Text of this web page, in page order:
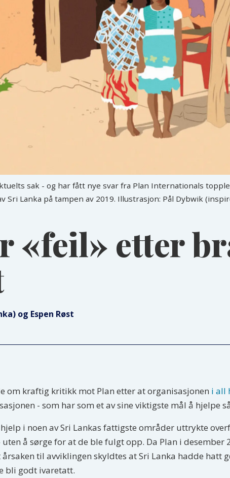
sak - og har fått nye svar fra Plan Internationals
Sri Lanka på tampen av 2019. Illustrasjon: Pål Dybwik
«feil» etter
og Espen Røst
om kraftig kritikk mot Plan etter at organisasjonen i all
- som har som et av sine viktigste mål å hjelpe
i noen av Sri Lankas fattigste områder uttrykte
å sørge for at de ble fulgt opp. Da Plan i desember
til avviklingen skyldtes at Sri Lanka hadde hatt
bli godt ivaretatt.